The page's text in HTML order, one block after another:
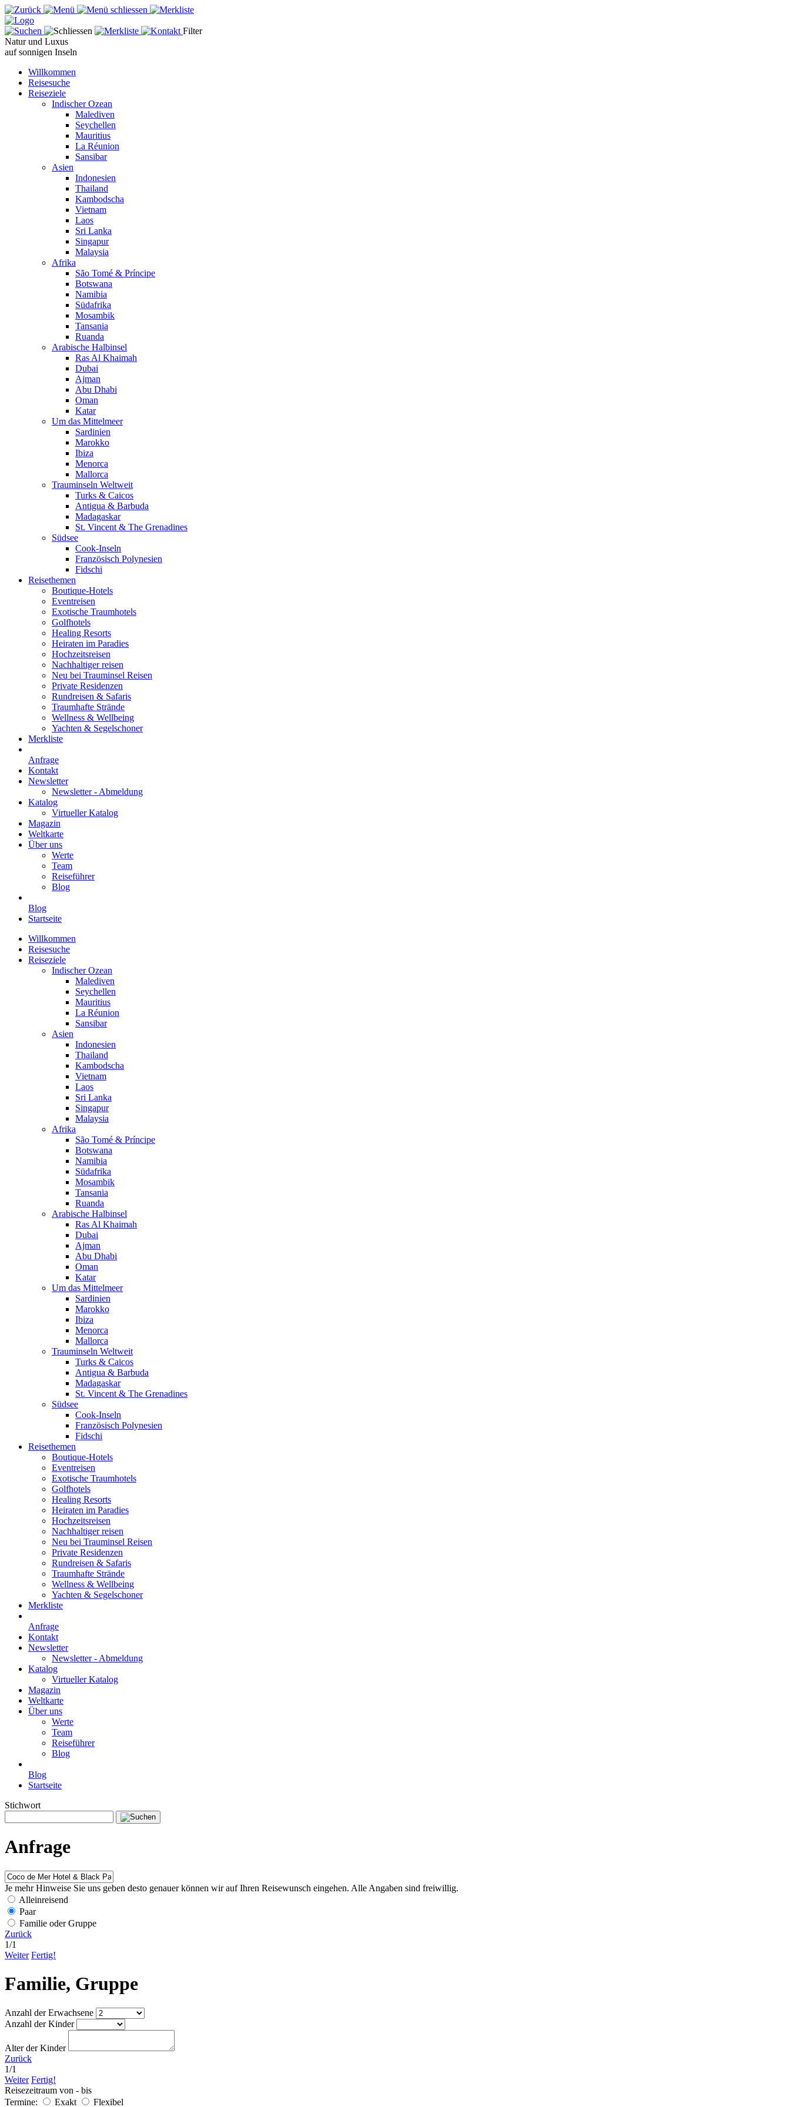
Filter
Natur und Luxus
auf sonnigen Inseln
Willkommen
Reisesuche
Reiseziele
Indischer Ozean
Malediven
Seychellen
Mauritius
La Réunion
Sansibar
Asien
Indonesien
Thailand
Kambodscha
Vietnam
Laos
Sri Lanka
Singapur
Malaysia
Afrika
São Tomé & Príncipe
Botswana
Namibia
Südafrika
Mosambik
Tansania
Ruanda
Arabische Halbinsel
Ras Al Khaimah
Dubai
Ajman
Abu Dhabi
Oman
Katar
Um das Mittelmeer
Sardinien
Marokko
Ibiza
Menorca
Mallorca
Trauminseln Weltweit
Turks & Caicos
Antigua & Barbuda
Madagaskar
St. Vincent & The Grenadines
Südsee
Cook-Inseln
Französisch Polynesien
Fidschi
Reisethemen
Boutique-Hotels
Eventreisen
Exotische Traumhotels
Golfhotels
Healing Resorts
Heiraten im Paradies
Hochzeitsreisen
Nachhaltiger reisen
Neu bei Trauminsel Reisen
Private Residenzen
Rundreisen & Safaris
Traumhafte Strände
Wellness & Wellbeing
Yachten & Segelschoner
Merkliste
Anfrage
Kontakt
Newsletter
Newsletter - Abmeldung
Katalog
Virtueller Katalog
Magazin
Weltkarte
Über uns
Werte
Team
Reiseführer
Blog
Blog
Startseite
Willkommen
Reisesuche
Reiseziele
Indischer Ozean
Malediven
Seychellen
Mauritius
La Réunion
Sansibar
Asien
Indonesien
Thailand
Kambodscha
Vietnam
Laos
Sri Lanka
Singapur
Malaysia
Afrika
São Tomé & Príncipe
Botswana
Namibia
Südafrika
Mosambik
Tansania
Ruanda
Arabische Halbinsel
Ras Al Khaimah
Dubai
Ajman
Abu Dhabi
Oman
Katar
Um das Mittelmeer
Sardinien
Marokko
Ibiza
Menorca
Mallorca
Trauminseln Weltweit
Turks & Caicos
Antigua & Barbuda
Madagaskar
St. Vincent & The Grenadines
Südsee
Cook-Inseln
Französisch Polynesien
Fidschi
Reisethemen
Boutique-Hotels
Eventreisen
Exotische Traumhotels
Golfhotels
Healing Resorts
Heiraten im Paradies
Hochzeitsreisen
Nachhaltiger reisen
Neu bei Trauminsel Reisen
Private Residenzen
Rundreisen & Safaris
Traumhafte Strände
Wellness & Wellbeing
Yachten & Segelschoner
Merkliste
Anfrage
Kontakt
Newsletter
Newsletter - Abmeldung
Katalog
Virtueller Katalog
Magazin
Weltkarte
Über uns
Werte
Team
Reiseführer
Blog
Blog
Startseite
Stichwort
Anfrage
Je mehr Hinweise Sie uns geben desto genauer können wir auf Ihren Reisewunsch eingehen. Alle Angaben sind freiwillig.
Alleinreisend
Paar
Familie oder Gruppe
Zurück
1/1
Weiter Fertig!
Familie, Gruppe
Anzahl der Erwachsene
Anzahl der Kinder
Alter der Kinder
Zurück
1/1
Weiter Fertig!
Reisezeitraum von - bis
Termine:
Exakt Flexibel